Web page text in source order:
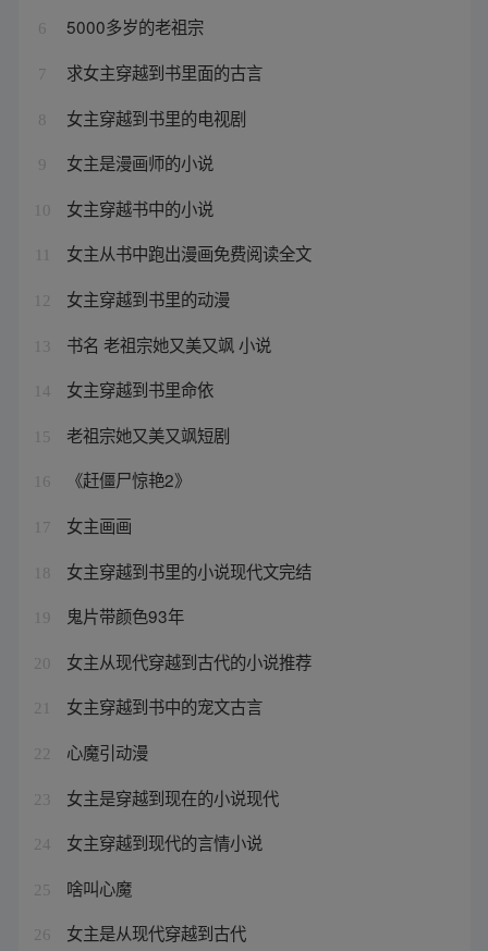
6 5000多岁的老祖宗
7 求女主穿越到书里面的古言
8 女主穿越到书里的电视剧
9 女主是漫画师的小说
10 女主穿越书中的小说
女主从书中跑出漫画免费阅读全文
12 女主穿越到书里的动漫
13 书名 老祖宗她又美又飒 小说
14 女主穿越到书里命依
15 老祖宗她又美又飒短剧
16 《赶僵尸惊艳2》
17 女主画画
18 女主穿越到书里的小说现代文完结
19 鬼片带颜色93年
20 女主从现代穿越到古代的小说推荐
21 女主穿越到书中的宠文古言
22 心魔引动漫
23 女主是穿越到现在的小说现代
24 女主穿越到现代的言情小说
25 啥叫心魔
26 女主是从现代穿越到古代